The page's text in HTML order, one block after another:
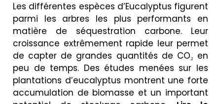
Les différentes espèces d’Eucalyptus figurent
parmi les arbres les plus performants en
matière de séquestration carbone. Leur
croissance extrêmement rapide leur permet
de capter de grandes quantités de CO₂ en
peu de temps. Des études menées sur les
plantations d’eucalyptus montrent une forte
accumulation de biomasse et un important